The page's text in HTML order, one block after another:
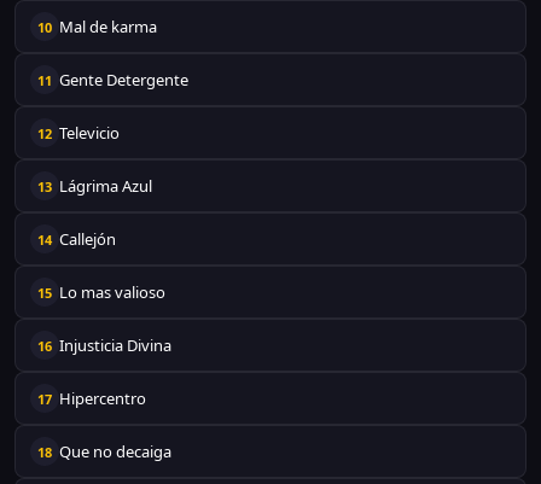
10 Mal de karma
11 Gente Detergente
12 Televicio
13 Lágrima Azul
14 Callejón
15 Lo mas valioso
16 Injusticia Divina
17 Hipercentro
18 Que no decaiga